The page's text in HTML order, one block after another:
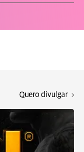
Quero divulgar